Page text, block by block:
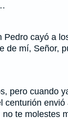
Pedro cayó a
de mí, Señor,
pero cuando
centurión envió
te molestes